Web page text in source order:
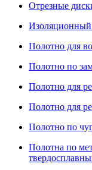
Отрезные
Изоляционный
Полотно для
Полотно по
Полотно для
Полотно для
Полотно по
Полотна по